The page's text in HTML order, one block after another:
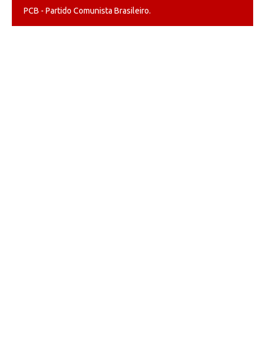
PCB - Partido Comunista Brasileiro.